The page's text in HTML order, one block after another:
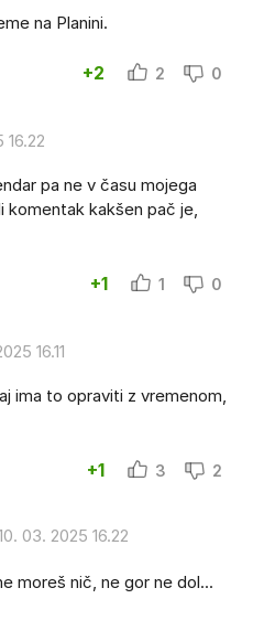
na Planini.
+2 2 0
16.22
pa ne v času mojega
komentak kakšen pač je,
+1 1 0
16.11
ima to opraviti z vremenom,
+1 3 2
03. 2025 16.22
moreš nič, ne gor ne dol...